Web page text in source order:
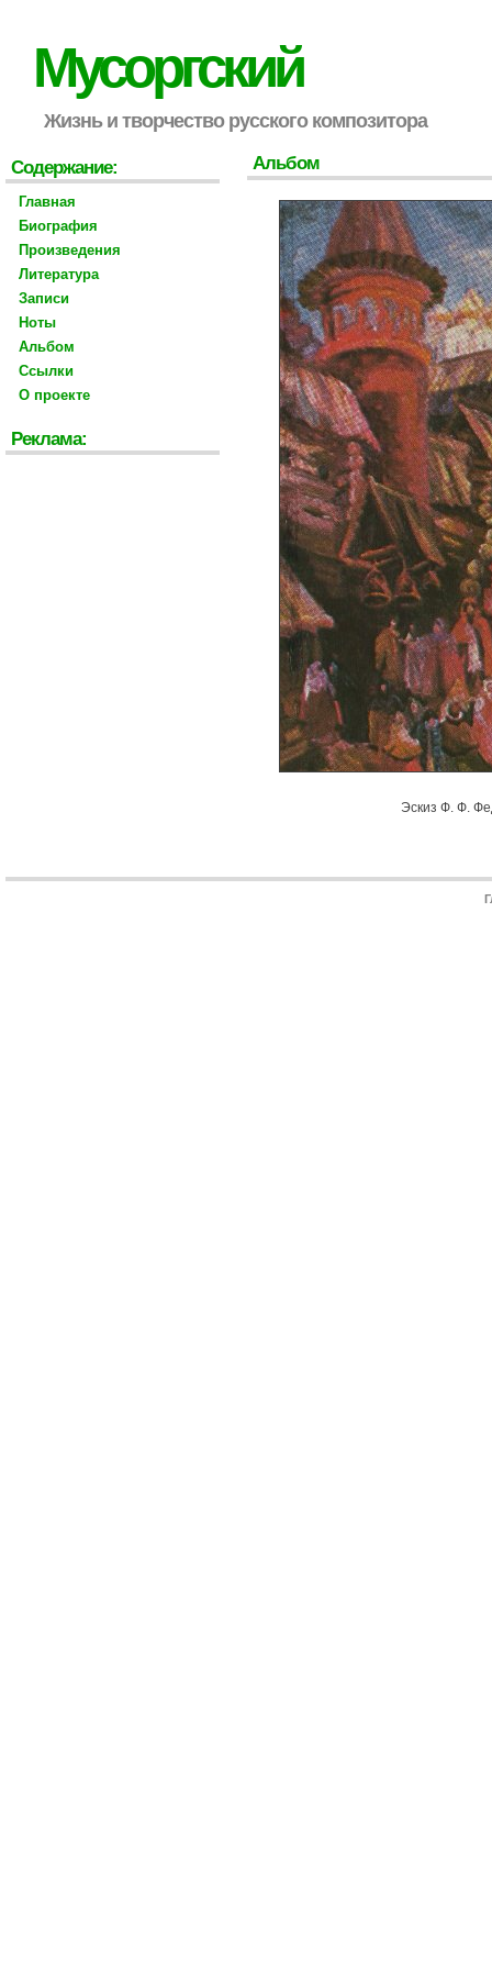
Мусоргский
Жизнь и творчество русского композитора
Альбом
Эскиз Ф. Ф.
Содержание:
Главная
Биография
Произведения
Литература
Записи
Ноты
Альбом
Ссылки
О проекте
Реклама: